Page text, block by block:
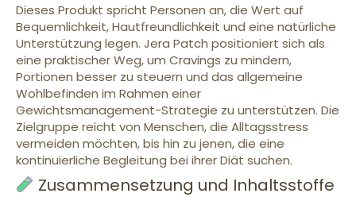
Dieses Produkt spricht Personen an, die Wert auf
Bequemlichkeit, Hautfreundlichkeit und eine natürliche
Unterstützung legen. Jera Patch positioniert sich als
eine praktischer Weg, um Cravings zu mindern,
Portionen besser zu steuern und das allgemeine
Wohlbefinden im Rahmen einer
Gewichtsmanagement-Strategie zu unterstützen. Die
Zielgruppe reicht von Menschen, die Alltagsstress
vermeiden möchten, bis hin zu jenen, die eine
kontinuierliche Begleitung bei ihrer Diät suchen.
Zusammensetzung und Inhaltsstoffe